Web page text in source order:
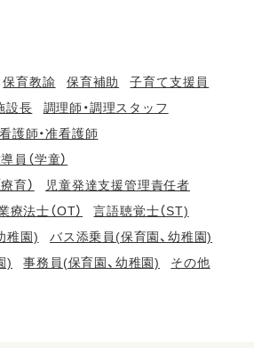
保育教諭 保育補助
子育て支援員
設長
調理師・調理スタッフ
看護師・准看護師
員（学童）
育）
児童発達支援管理責任者
療法士（OT）
言語聴覚士（ST)
稚園)
バス添乗員(保育園、幼稚園)
)
事務員(保育園、幼稚園) その他